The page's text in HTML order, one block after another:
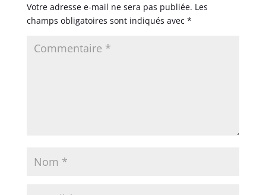
Votre adresse e-mail ne sera pas publiée. Les
champs obligatoires sont indiqués avec *